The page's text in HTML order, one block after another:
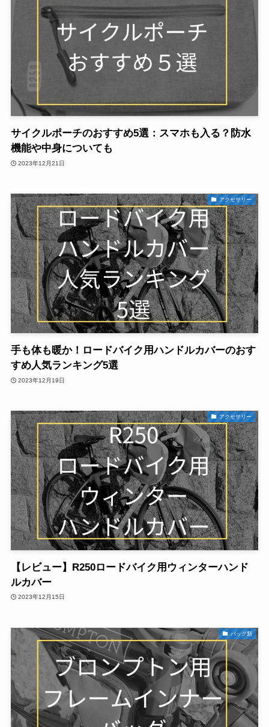
サイクルポーチのおすすめ5選：スマホも入る？防水
機能や中身についても
2023年12月21日
アクセサリー
手も体も暖か！ロードバイク用ハンドルカバーのおす
すめ人気ランキング5選
2023年12月19日
アクセサリー
【レビュー】R250ロードバイク用ウィンターハンド
ルカバー
2023年12月15日
バッグ類